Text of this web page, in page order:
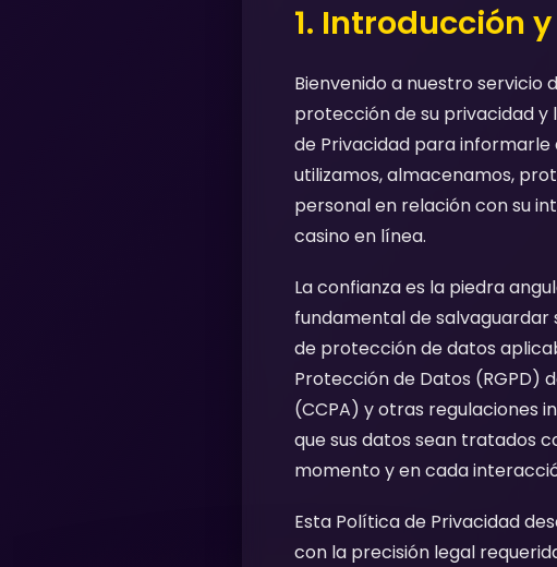
1. Introducción
Bienvenido a nuestro servicio
protección de su privacidad y
de Privacidad para
utilizamos, almacenamos,
personal en relación con su
casino en línea.
La confianza es la piedra
fundamental de
de protección de datos
Protección de Datos (RGPD)
(CCPA) y otras regulaciones
que sus datos sean tratados
momento y en cada
Esta Política de Privacidad
con la precisión legal